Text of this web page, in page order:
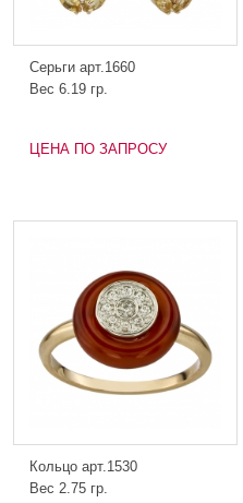
Серьги арт.1660
Вес 6.19 гр.
ЦЕНА ПО ЗАПРОСУ
Кольцо арт.1530
Вес 2.75 гр.